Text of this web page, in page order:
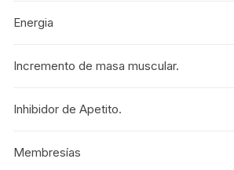
Energia
Incremento de masa muscular.
Inhibidor de Apetito.
Membresías